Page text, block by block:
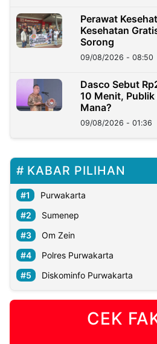
Perawat
Kesehatan
Sorong
09/08/2026 - 08:50
Dasco Sebut
10 Menit,
Mana?
09/08/2026 - 01:36
KABAR PILIHAN
Purwakarta
Sumenep
Om Zein
Polres Purwakarta
Diskominfo Purwakarta
CEK